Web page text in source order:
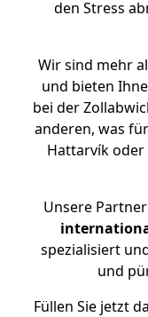
den Stress
Wir sind mehr
und bieten
bei der
anderen, was
Hattarvík
Unsere
spezialisiert
und
Füllen Sie jetzt